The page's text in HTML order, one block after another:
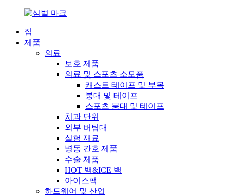
집
제품
의료
보호 제품
의료 및 스포츠 소모품
캐스트 테이프 및 부목
붕대 및 테이프
스포츠 붕대 및 테이프
치과 단위
외부 버팀대
실험 재료
병동 간호 제품
수술 제품
HOT 백&ICE 백
아이스팩
하드웨어 및 산업